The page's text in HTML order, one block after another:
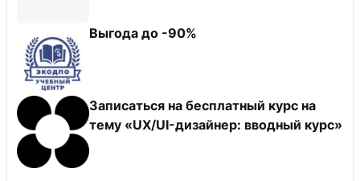
Выгода до -90%
Записаться на бесплатный курс на
тему «UX/UI-дизайнер: вводный курс»